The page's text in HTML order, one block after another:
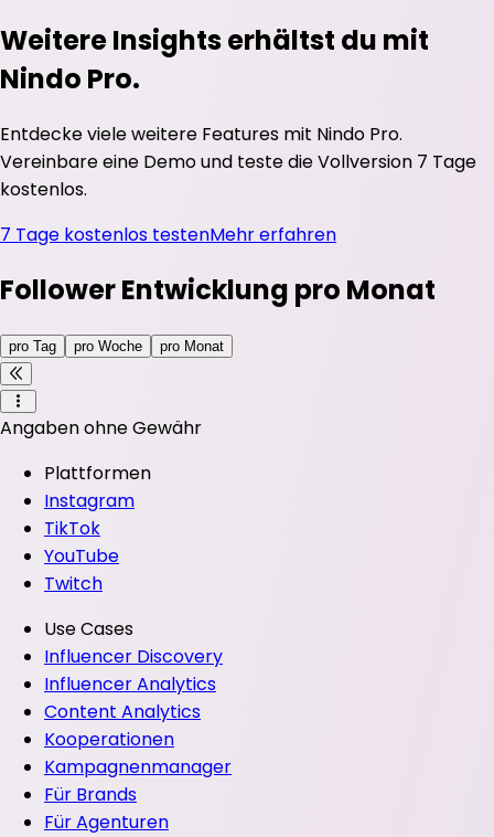
Weitere Insights erhältst du mit
Nindo Pro.
Entdecke viele weitere Features mit Nindo Pro.
Vereinbare eine Demo und teste die Vollversion 7 Tage
kostenlos.
7 Tage kostenlos testenMehr erfahren
Follower Entwicklung pro Monat
pro Tag pro Woche pro Monat
Angaben ohne Gewähr
Plattformen
Instagram
TikTok
YouTube
Twitch
Use Cases
Influencer Discovery
Influencer Analytics
Content Analytics
Kooperationen
Kampagnenmanager
Für Brands
Für Agenturen